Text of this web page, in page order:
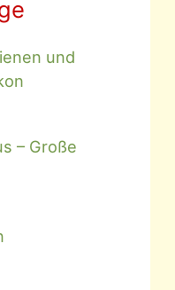
und
– Große